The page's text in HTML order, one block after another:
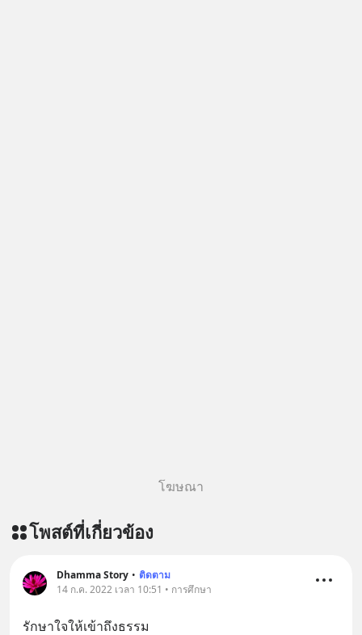
โฆษณา
โพสต์ที่เกี่ยวข้อง
Dhamma Story • ติดตาม
14 ก.ค. 2022 เวลา 10:51 • การศึกษา
รักษาใจให้เข้าถึงธรรม